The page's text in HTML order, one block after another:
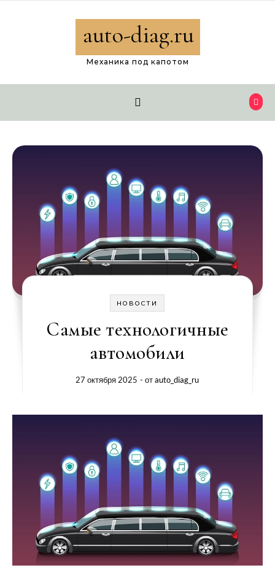
auto-diag.ru
Механика под капотом
НОВОСТИ
Самые технологичные
автомобили
27 октября 2025 - отauto_diag_ru